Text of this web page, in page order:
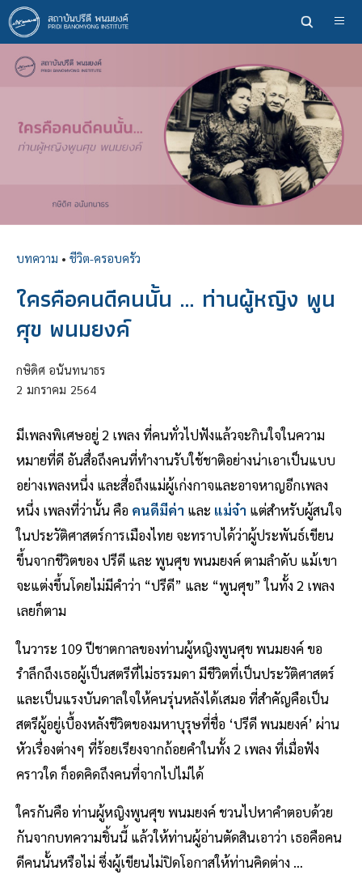
ข้าม
ไป
ยัง
เนื้อหา
บทความ • ชีวิต-ครอบครัว
ใครคือคนดีคนนั้น … ท่านผู้หญิง พูน
ศุข พนมยงค์
กษิดิศ อนันทนาธร
2 มกราคม 2564
มีเพลงพิเศษอยู่ 2 เพลง ที่คนทั่วไปฟังแล้วจะกินใจในความ
หมายที่ดี อันสื่อถึงคนที่ทำงานรับใช้ชาติอย่างน่าเอาเป็นแบบ
อย่างเพลงหนึ่ง และสื่อถึงแม่ผู้เก่งกาจและอาจหาญอีกเพลง
หนึ่ง เพลงที่ว่านั้น คือ คนดีมีค่า และ แม่จ๋า แต่สำหรับผู้สนใจ
ในประวัติศาสตร์การเมืองไทย จะทราบได้ว่าผู้ประพันธ์เขียน
ขึ้นจากชีวิตของ ปรีดี และ พูนศุข พนมยงค์ ตามลำดับ แม้เขา
จะแต่งขึ้นโดยไม่มีคำว่า “ปรีดี” และ “พูนศุข” ในทั้ง 2 เพลง
เลยก็ตาม
ในวาระ 109 ปีชาตกาลของท่านผู้หญิงพูนศุข พนมยงค์ ขอ
รำลึกถึงเธอผู้เป็นสตรีที่ไม่ธรรมดา มีชีวิตที่เป็นประวัติศาสตร์
และเป็นแรงบันดาลใจให้คนรุ่นหลังได้เสมอ ที่สำคัญคือเป็น
สตรีผู้อยู่เบื้องหลังชีวิตของมหาบุรุษที่ชื่อ ‘ปรีดี พนมยงค์’ ผ่าน
หัวเรื่องต่างๆ ที่ร้อยเรียงจากถ้อยคำในทั้ง 2 เพลง ที่เมื่อฟัง
คราวใด ก็อดคิดถึงคนที่จากไปไม่ได้
ใครกันคือ ท่านผู้หญิงพูนศุข พนมยงค์ ชวนไปหาคำตอบด้วย
กันจากบทความชิ้นนี้ แล้วให้ท่านผู้อ่านตัดสินเอาว่า เธอคือคน
ดีคนนั้นหรือไม่ ซึ่งผู้เขียนไม่ปิดโอกาสให้ท่านคิดต่าง …